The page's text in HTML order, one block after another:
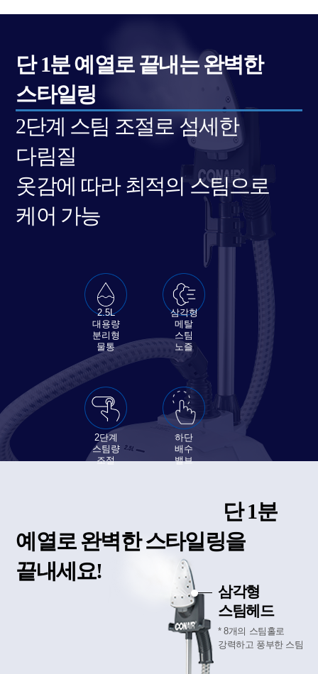
단 1분 예열로 끝내는 완벽한
스타일링
2단계 스팀 조절로 섬세한
다림질
옷감에 따라 최적의 스팀으로
케어 가능
2.5L
대용량
분리형
물통
삼각형
메탈
스팀
노즐
2단계
스팀량
조절
하단
배수
밸브
단 1분
예열로 완벽한 스타일링을
끝내세요!
삼각형
스팀헤드
* 8개의 스팀홀로
강력하고 풍부한 스팀